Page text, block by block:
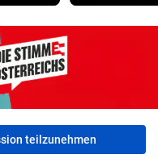
teilzunehmen